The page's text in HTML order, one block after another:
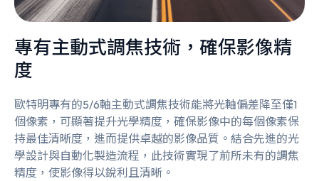
專有主動式調焦技術，確保影像精
度
歐特明專有的5/6軸主動式調焦技術能將光軸偏差降至僅1
個像素，可顯著提升光學精度，確保影像中的每個像素保
持最佳清晰度，進而提供卓越的影像品質。結合先進的光
學設計與自動化製造流程，此技術實現了前所未有的調焦
精度，使影像得以銳利且清晰。